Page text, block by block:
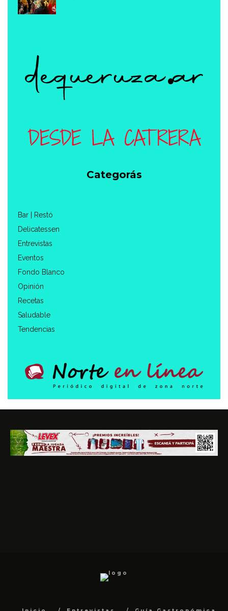
Categorás
Bar | Restó
Delicatessen
Entrevistas
Eventos
Fondo Blanco
Opinión
Recetas
Saludable
Tendencias